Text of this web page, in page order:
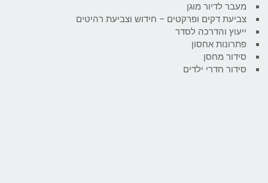
מעבר לדיור מוגן
צביעת דקים ופרקטים – חידוש וצביעת רהיטים
ייעוץ והדרכה לסדר
פתרונות אחסון
סידור מחסן
סידור חדרי ילדים